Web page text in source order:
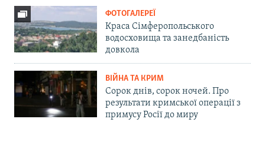
ФОТОГАЛЕРЕЇ
Краса Сімферопольського
водосховища та занедбаність
довкола
ВІЙНА ТА КРИМ
Сорок днів, сорок ночей. Про
результати кримської операції з
примусу Росії до миру